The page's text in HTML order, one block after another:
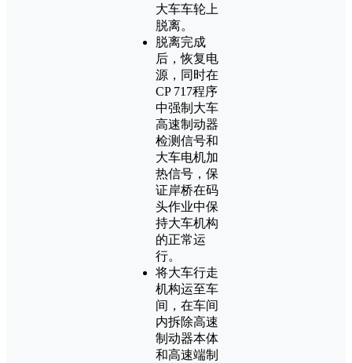
大车车轮上
脱离。
脱离完成
后，恢复电
源，同时在
CP 717程序
中强制大车
高速制动器
检测信号和
大车电机加
热信号，保
证岸桥在码
头作业中保
持大车机构
的正常运
行。
将大车行走
机构运至车
间，在车间
内拆除高速
制动器本体
和高速端制